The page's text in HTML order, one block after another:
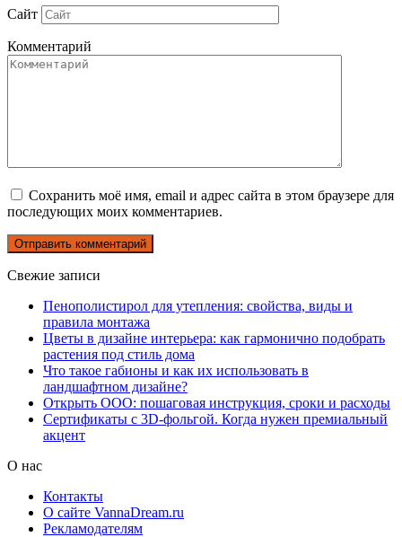
Сайт
Комментарий
Сохранить моё имя, email и адрес сайта в этом браузере для
последующих моих комментариев.
Свежие записи
Пенополистирол для утепления: свойства, виды и
правила монтажа
Цветы в дизайне интерьера: как гармонично подобрать
растения под стиль дома
Что такое габионы и как их использовать в
ландшафтном дизайне?
Открыть ООО: пошаговая инструкция, сроки и расходы
Сертификаты с 3D-фольгой. Когда нужен премиальный
акцент
О нас
Контакты
О сайте VannaDream.ru
Рекламодателям